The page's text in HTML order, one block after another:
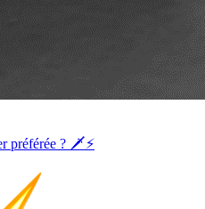
préférée ? 🗡️⚡